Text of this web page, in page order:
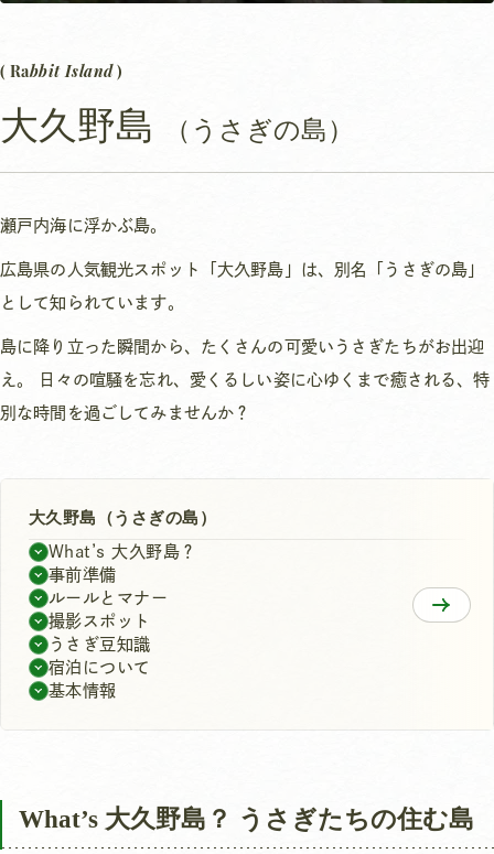
( Rabbit Island)
大久野島 （うさぎの島）
瀬戸内海に浮かぶ島。
広島県の人気観光スポット「大久野島」は、別名「うさぎの島」
として知られています。
島に降り立った瞬間から、たくさんの可愛いうさぎたちがお出迎
え。 日々の喧騒を忘れ、愛くるしい姿に心ゆくまで癒される、特
別な時間を過ごしてみませんか？
大久野島（うさぎの島）
What’s 大久野島？
事前準備
ルールとマナー
撮影スポット
うさぎ豆知識
宿泊について
基本情報
What’s 大久野島？ うさぎたちの住む島